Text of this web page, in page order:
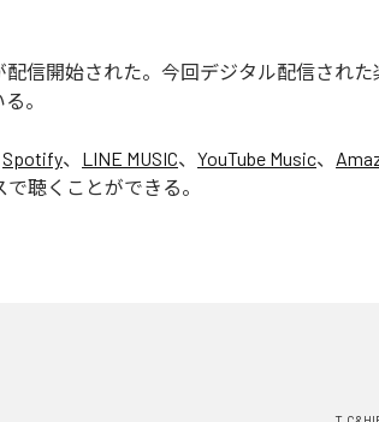
配信開始された。今回デジタル配信された
。
Spotify、 LINE MUSIC、 YouTube Music、
聴くことができる。